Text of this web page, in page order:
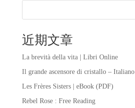
近期文章
La brevità della vita | Libri Online
Il grande ascensore di cristallo – Italiano
Les Frères Sisters | eBook (PDF)
Rebel Rose : Free Reading